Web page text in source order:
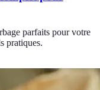
parfaits pour votre
pratiques.